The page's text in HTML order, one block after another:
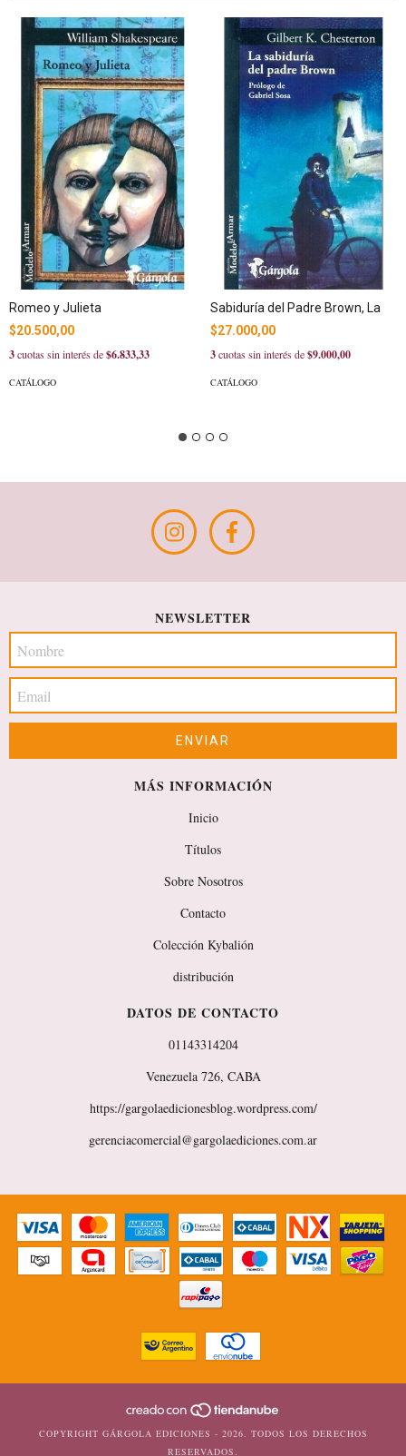
Romeo y Julieta
$20.500,00
3cuotas sin interés de$6.833,33
CATÁLOGO
Sabiduría del Padre Brown, La
$27.000,00
3cuotas sin interés de$9.000,00
CATÁLOGO
NEWSLETTER
MÁS INFORMACIÓN
Inicio
Títulos
Sobre Nosotros
Contacto
Colección Kybalión
distribución
DATOS DE CONTACTO
01143314204
Venezuela 726, CABA
https://gargolaedicionesblog.wordpress.com/
gerenciacomercial@gargolaediciones.com.ar
COPYRIGHT GÁRGOLA EDICIONES - 2026. TODOS LOS DERECHOS
RESERVADOS.